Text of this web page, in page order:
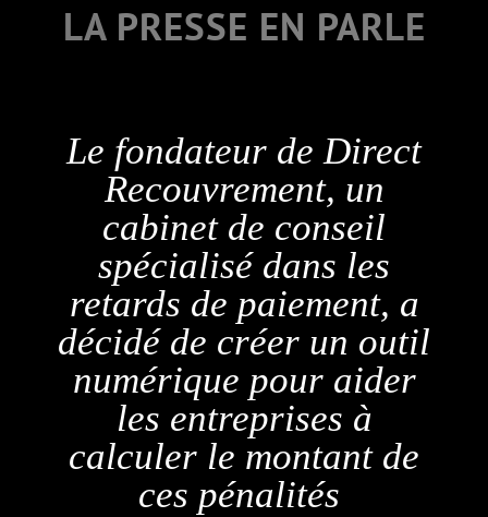
LA PRESSE EN PARLE
Le lancement de
Recouvr'up est une
excellente nouvelle !
Les entreprises vont
enfin pouvoir donner
un second souffle à leur
trésorerie en
récupérant beaucoup
plus facilement leurs
impayés.